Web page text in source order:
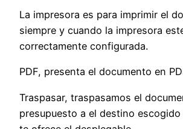
La impresora es para imprimir el
siempre y cuando la impresora
correctamente configurada.
PDF, presenta el documento en
Traspasar, traspasamos el
presupuesto a el destino